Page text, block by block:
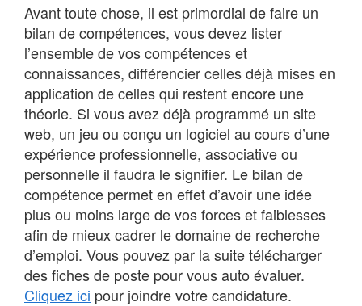
Avant toute chose, il est primordial de faire un
bilan de compétences, vous devez lister
l’ensemble de vos compétences et
connaissances, différencier celles déjà mises en
application de celles qui restent encore une
théorie. Si vous avez déjà programmé un site
web, un jeu ou conçu un logiciel au cours d’une
expérience professionnelle, associative ou
personnelle il faudra le signifier. Le bilan de
compétence permet en effet d’avoir une idée
plus ou moins large de vos forces et faiblesses
afin de mieux cadrer le domaine de recherche
d’emploi. Vous pouvez par la suite télécharger
des fiches de poste pour vous auto évaluer.
Cliquez ici pour joindre votre candidature.